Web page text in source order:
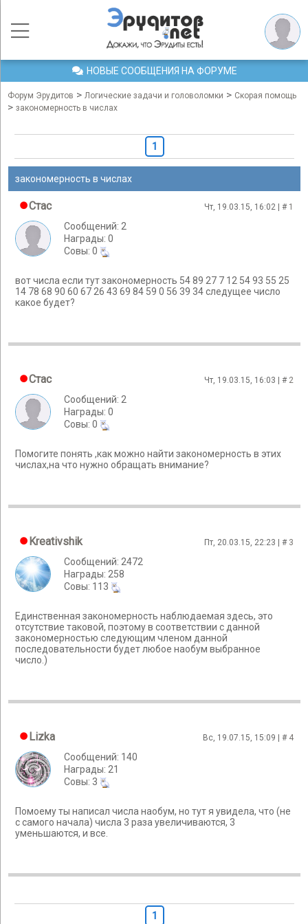
НОВЫЕ СООБЩЕНИЯ НА ФОРУМЕ
Форум Эрудитов > Логические задачи и головоломки > Скорая помощь
> закономерность в числах
1
закономерность в числах
Стас Чт, 19.03.15, 16:02 | # 1
Сообщений: 2
Награды: 0
Cовы: 0
вот числа если тут закономерность 54 89 27 7 12 54 93 55 25
14 78 68 90 60 67 26 43 69 84 59 0 56 39 34 следущее число
какое будет?
Стас Чт, 19.03.15, 16:03 | # 2
Сообщений: 2
Награды: 0
Cовы: 0
Помогите понять ,как можно найти закономерность в этих
числах,на что нужно обращать внимание?
Kreativshik Пт, 20.03.15, 22:23 | # 3
Сообщений: 2472
Награды: 258
Cовы: 113
Единственная закономерность наблюдаемая здесь, это
отсутствие таковой, поэтому в соответствии с данной
закономерностью следующим членом данной
последовательности будет любое наобум выбранное
число.)
Lizka Вс, 19.07.15, 15:09 | # 4
Сообщений: 140
Награды: 21
Cовы: 3
Помоему ты написал числа наобум, но тут я увидела, что (не
с самого начала) числа 3 раза увеличиваются, 3
уменьшаются, и все.
1